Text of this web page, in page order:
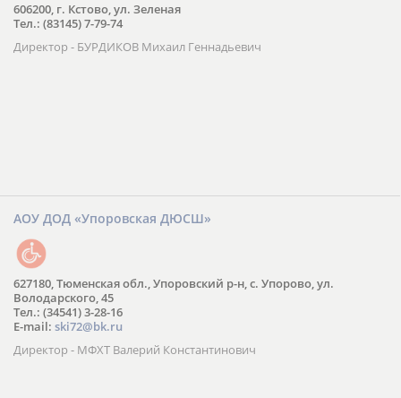
606200, г. Кстово, ул. Зеленая
Тел.: (83145) 7-79-74
Директор - БУРДИКОВ Михаил Геннадьевич
АОУ ДОД «Упоровская ДЮСШ»
627180, Тюменская обл., Упоровский р-н, с. Упорово, ул.
Володарского, 45
Тел.: (34541) 3-28-16
E-mail: ski72@bk.ru
Директор - МФХТ Валерий Константинович